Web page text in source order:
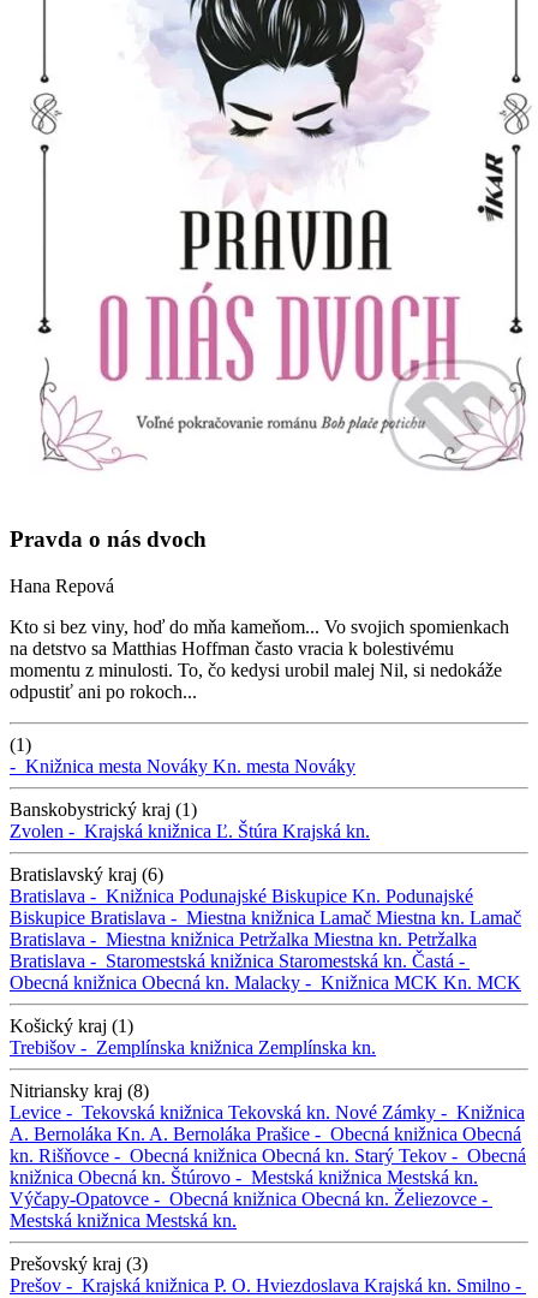
Pravda o nás dvoch
Hana Repová
Kto si bez viny, hoď do mňa kameňom... Vo svojich spomienkach
na detstvo sa Matthias Hoffman často vracia k bolestivému
momentu z minulosti. To, čo kedysi urobil malej Nil, si nedokáže
odpustiť ani po rokoch...
(1)
- Knižnica mesta Nováky Kn. mesta Nováky
Banskobystrický kraj (1)
Zvolen - Krajská knižnica Ľ. Štúra Krajská kn.
Bratislavský kraj (6)
Bratislava - Knižnica Podunajské Biskupice Kn. Podunajské
Biskupice Bratislava - Miestna knižnica Lamač Miestna kn. Lamač
Bratislava - Miestna knižnica Petržalka Miestna kn. Petržalka
Bratislava - Staromestská knižnica Staromestská kn. Častá -
Obecná knižnica Obecná kn. Malacky - Knižnica MCK Kn. MCK
Košický kraj (1)
Trebišov - Zemplínska knižnica Zemplínska kn.
Nitriansky kraj (8)
Levice - Tekovská knižnica Tekovská kn. Nové Zámky - Knižnica
A. Bernoláka Kn. A. Bernoláka Prašice - Obecná knižnica Obecná
kn. Rišňovce - Obecná knižnica Obecná kn. Starý Tekov - Obecná
knižnica Obecná kn. Štúrovo - Mestská knižnica Mestská kn.
Výčapy-Opatovce - Obecná knižnica Obecná kn. Želiezovce -
Mestská knižnica Mestská kn.
Prešovský kraj (3)
Prešov - Krajská knižnica P. O. Hviezdoslava Krajská kn. Smilno -